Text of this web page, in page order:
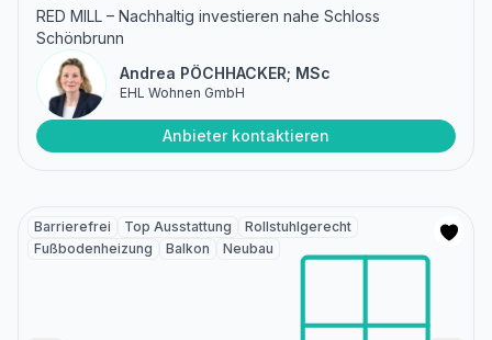
RED MILL – Nachhaltig investieren nahe Schloss
Schönbrunn
Andrea PÖCHHACKER; MSc
EHL Wohnen GmbH
Anbieter kontaktieren
Barrierefrei Top Ausstattung
Rollstuhlgerecht
Fußbodenheizung
Balkon Neubau